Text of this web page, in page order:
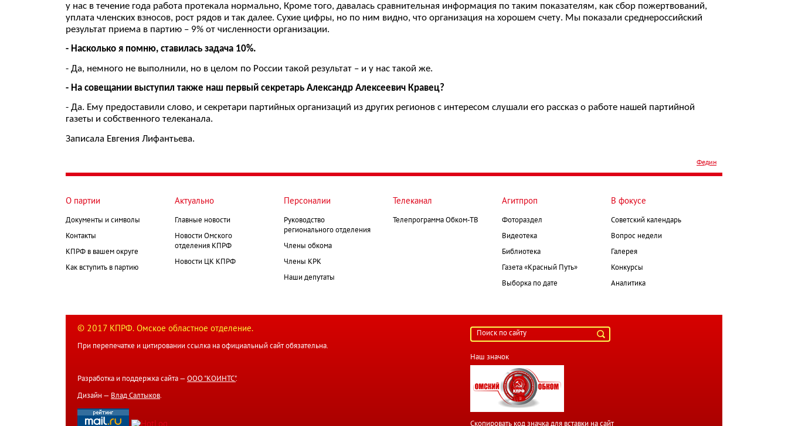
у нас в течение года работа протекала нормально, Кроме того, давалась сравнительная информация по таким показателям, как сбор пожертвований,
уплата членских взносов, рост рядов и так далее. Сухие цифры, но по ним видно, что организация на хорошем счету. Мы показали среднероссийский
результат приема в партию – 9% от численности организации.
- Насколько я помню, ставилась задача 10%.
- Да, немного не выполнили, но в целом по России такой результат – и у нас такой же.
- На совещании выступил также наш первый секретарь Александр Алексеевич Кравец?
- Да. Ему предоставили слово, и секретари партийных организаций из других регионов с интересом слушали его рассказ о работе нашей партийной
газеты и собственного телеканала.
Записала Евгения Лифантьева.
Федин
О партии
Документы и символы
Контакты
КПРФ в вашем округе
Как вступить в партию
Актуально
Главные новости
Новости Омского
отделения КПРФ
Новости ЦК КПРФ
Персоналии
Руководство
регионального отделения
Члены обкома
Члены КРК
Наши депутаты
Телеканал
Телепрограмма Обком-ТВ
Агитпроп
Фотораздел
Видеотека
Библиотека
Газета «Красный Путь»
Выборка по дате
В фокусе
Советский календарь
Вопрос недели
Галерея
Конкурсы
Аналитика
© 2017 КПРФ. Омское областное отделение.
При перепечатке и цитировании ссылка на официальный сайт обязательна.
Разработка и поддержка сайта — ООО "КОИНТС".
Дизайн — Влад Салтыков.
Наш значок
Скопировать код значка для вставки на сайт